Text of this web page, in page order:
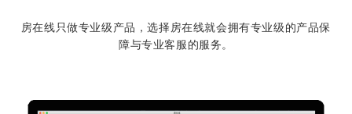
房在线只做专业级产品，选择房在线就会拥有专业级的产品保
障与专业客服的服务。